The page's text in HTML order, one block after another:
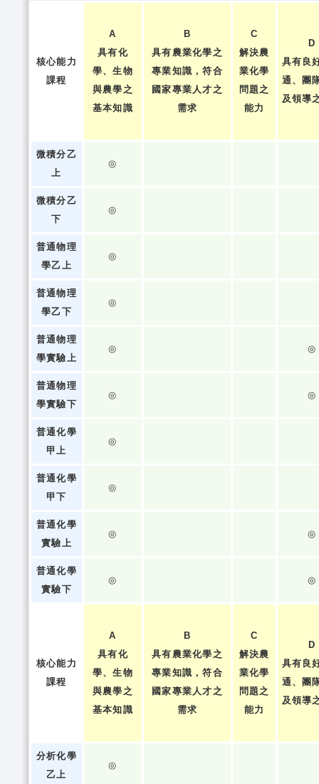
核心能力
課程
A
具有化
學、生物
與農學之
基本知識
B
具有農業化學之
專業知識，符合
國家專業人才之
需求
C
解決農
業化學
問題之
能力
D
具有良
通、團
及領導
微積分乙
上
◎
微積分乙
下
◎
普通物理
學乙上
◎
普通物理
學乙下
◎
普通物理
學實驗上
◎ ◎
普通物理
學實驗下
◎ ◎
普通化學
甲上
◎
普通化學
甲下
◎
普通化學
實驗上
◎ ◎
普通化學
實驗下
◎ ◎
核心能力
課程
A
具有化
學、生物
與農學之
基本知識
B
具有農業化學之
專業知識，符合
國家專業人才之
需求
C
解決農
業化學
問題之
能力
D
具有良
通、團
及領導
分析化學
乙上
◎